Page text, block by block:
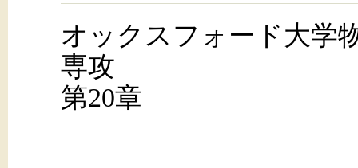
オックスフォード大学
専攻
第20章